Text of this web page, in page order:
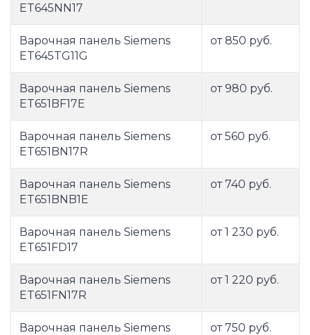
ET645NN17
Варочная панель Siemens
ET645TG11G
от 850 руб.
Варочная панель Siemens
ET651BF17E
от 980 руб.
Варочная панель Siemens
ET651BN17R
от 560 руб.
Варочная панель Siemens
ET651BNB1E
от 740 руб.
Варочная панель Siemens
ET651FD17
от 1 230 руб.
Варочная панель Siemens
ET651FN17R
от 1 220 руб.
Варочная панель Siemens
от 750 руб.